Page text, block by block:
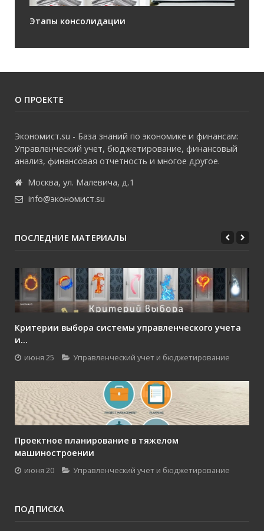
Этапы консолидации
О ПРОЕКТЕ
Экономист.su - База знаний по экономике и финансам:
Управленческий учет, бюджетирование, финансовый
анализ, финансовая отчетность и многое другое.
Москва, ул. Малевича, д.1
info@экономист.su
ПОСЛЕДНИЕ МАТЕРИАЛЫ
Критерии выбора системы управленческого учета
и...
июня 25 Управленческий учет и бюджетирование
Проектное планирование в тяжелом
машиностроении
июня 20 Управленческий учет и бюджетирование
ПОДПИСКА